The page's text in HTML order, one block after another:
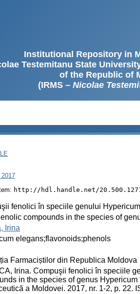
Institutional Repository in
Testemitanu State
of the Republic of
(IRMS – Nicolae
http://hdl.handle.net/
fenolici în speciile genului
compounds in the species of
Irina
elegans;flavonoids;phenols
Farmaciștilor din Republica Moldova
Irina. Compuşii fenolici în speciile
in the species of genus
a Moldovei. 2017, nr. 1-2, p. 22.